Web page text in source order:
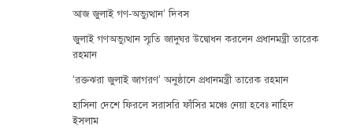
আজ জুলাই গণ-অভ্যুত্থান’ দিবস
জুলাই গণঅভ্যুত্থান স্মৃতি জাদুঘর উদ্বোধন করলেন প্রধানমন্ত্রী তারেক
রহমান
‘রক্তঝরা জুলাই জাগরণ’ অনুষ্ঠানে প্রধানমন্ত্রী তারেক রহমান
হাসিনা দেশে ফিরলে সরাসরি ফাঁসির মঞ্চে নেয়া হবেঃ নাহিদ
ইসলাম